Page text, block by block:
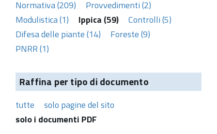
Normativa (209)
Provvedimenti (2)
Modulistica (1)
Ippica (59)
Controlli (5)
Difesa delle piante (14)
Foreste (9)
PNRR (1)
Raffina per tipo di documento
tutte
solo pagine del sito
solo i documenti PDF